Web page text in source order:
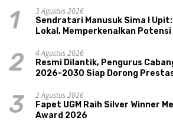
1
3 Agustus 2026
Sendratari Manusuk Sima I
Lokal, Memperkenalkan Potensi
2
4 Agustus 2026
Resmi Dilantik, Pengurus
2026-2030 Siap Dorong
3
2 Agustus 2026
Fapet UGM Raih Silver Winner
Award 2026